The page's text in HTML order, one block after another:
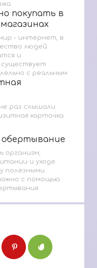
покупать в
покупать в
- интернет, в
людей
и
существует
с реальным
раз слышали
карточка
организм,
и уходе.
полезными
с помощью